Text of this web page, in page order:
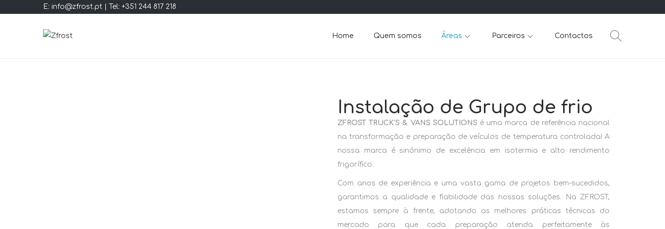
E: info@zfrost.pt | Tel: +351 244 817 218
Home Quem somos Áreas Parceiros Contactos
Instalação de Grupo de frio
ZFROST TRUCK’S & VANS SOLUTIONS é uma marca de referência nacional
na transformação e preparação de veículos de temperatura controlada! A
nossa marca é sinónimo de excelência em isotermia e alto rendimento
frigorífico.
Com anos de experiência e uma vasta gama de projetos bem-sucedidos,
garantimos a qualidade e fiabilidade das nossas soluções. Na ZFROST,
estamos sempre à frente, adotando as melhores práticas técnicas do
mercado para que cada preparação atenda perfeitamente às